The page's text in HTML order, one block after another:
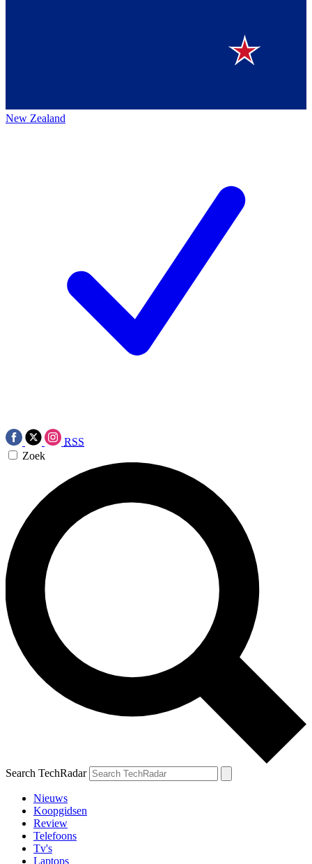
New Zealand
RSS
Zoek
Search TechRadar
Nieuws
Koopgidsen
Review
Telefoons
Tv's
Laptops